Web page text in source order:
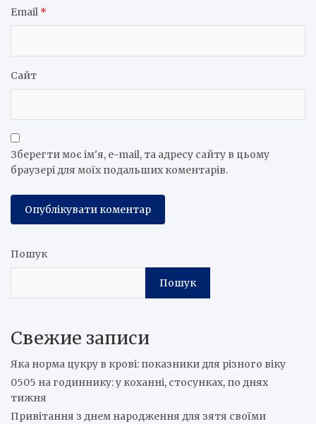
Email *
Сайт
Зберегти моє ім'я, e-mail, та адресу сайту в цьому
браузері для моїх подальших коментарів.
Пошук
Пошук
Свежие записи
Яка норма цукру в крові: показники для різного віку
0505 на годиннику: у коханні, стосунках, по днях
тижня
Привітання з днем народження для зятя своїми